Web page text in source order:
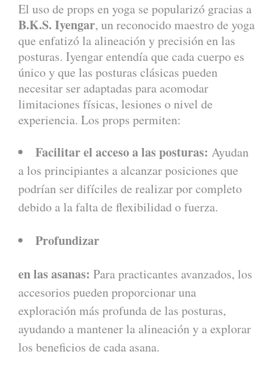
El uso de props en yoga se popularizó gracias a
B.K.S. Iyengar, un reconocido maestro de yoga
que enfatizó la alineación y precisión en las
posturas. Iyengar entendía que cada cuerpo es
único y que las posturas clásicas pueden
necesitar ser adaptadas para acomodar
limitaciones físicas, lesiones o nivel de
experiencia. Los props permiten:
Facilitar el acceso a las posturas: Ayudan
a los principiantes a alcanzar posiciones que
podrían ser difíciles de realizar por completo
debido a la falta de flexibilidad o fuerza.
Profundizar
en las asanas: Para practicantes avanzados, los
accesorios pueden proporcionar una
exploración más profunda de las posturas,
ayudando a mantener la alineación y a explorar
los beneficios de cada asana.